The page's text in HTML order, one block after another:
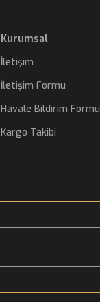
Kurumsal
İletişim
İletişim Formu
Havale Bildirim Formu
Kargo Takibi